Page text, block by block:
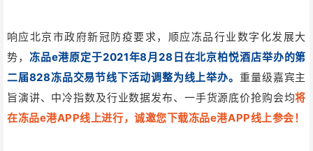
响应北京市政府新冠防疫要求，顺应冻品行业数字化发展大
势， 冻品e港原定于2021年8月28日在北京柏悦酒店举办的第
二届828冻品交易节线下活动调整为线上举办。 重量级嘉宾主
旨演讲、中冷指数及行业数据发布、一手货源底价抢购会均将
在冻品e港APP线上进行，诚邀您下载冻品e港APP线上参会！